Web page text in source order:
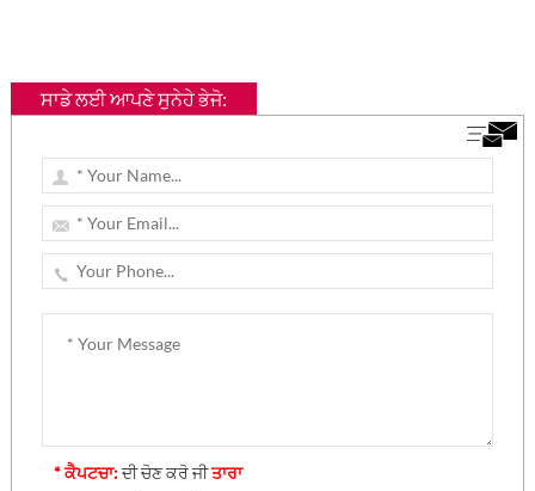
ਸਾਡੇ ਲਈ ਆਪਣੇ ਸੁਨੇਹੇ ਭੇਜੋ:
* ਕੈਪਟਚਾ:ਦੀ ਚੋਣ ਕਰੋ ਜੀਤਾਰਾ